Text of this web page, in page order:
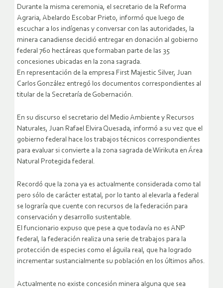
Durante la misma ceremonia, el secretario de la Reforma
Agraria, Abelardo Escobar Prieto, informó que luego de
escuchar a los indígenas y conversar con las autoridades, la
minera canadiense decidió entregar en donación al gobierno
federal 760 hectáreas que formaban parte de las 35
concesiones ubicadas en la zona sagrada.
En representación de la empresa First Majestic Silver, Juan
Carlos González entregó los documentos correspondientes al
titular de la Secretaría de Gobernación.
En su discurso el secretario del Medio Ambiente y Recursos
Naturales, Juan Rafael Elvira Quesada, informó a su vez que el
gobierno federal hace los trabajos técnicos correspondientes
para evaluar si convierte a la zona sagrada de Wirikuta en Área
Natural Protegida federal.
Recordó que la zona ya es actualmente considerada como tal
pero sólo de carácter estatal, por lo tanto al elevarla a federal
se lograría que cuente con recursos de la federación para
conservación y desarrollo sustentable.
El funcionario expuso que pese a que todavía no es ANP
federal, la federación realiza una serie de trabajos para la
protección de especies como el águila real, que ha logrado
incrementar sustancialmente su población en los últimos años.
Actualmente no existe concesión minera alguna que sea